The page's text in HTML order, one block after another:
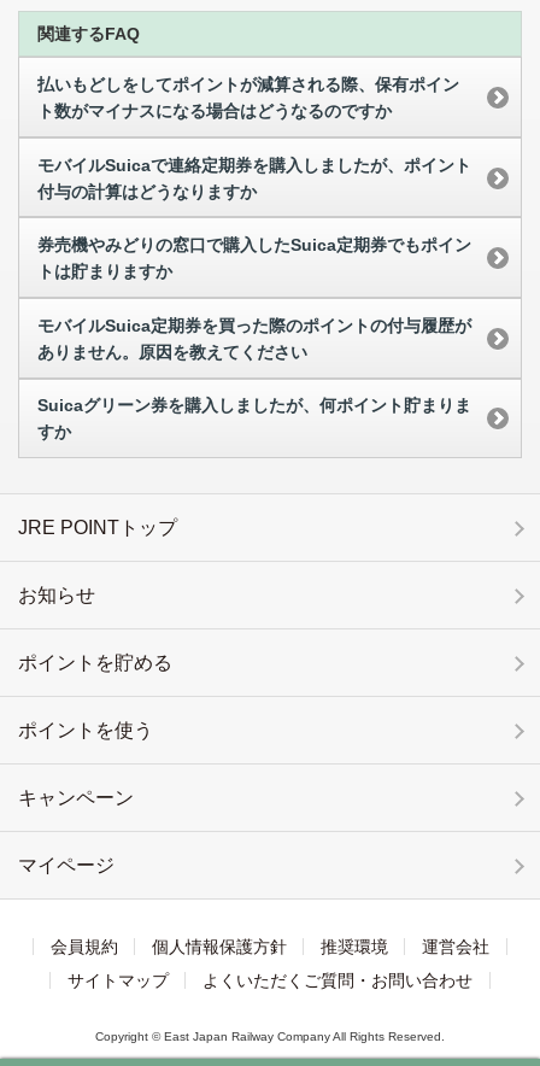
関連するFAQ
払いもどしをしてポイントが減算される際、保有ポイン
ト数がマイナスになる場合はどうなるのですか
モバイルSuicaで連絡定期券を購入しましたが、ポイント
付与の計算はどうなりますか
券売機やみどりの窓口で購入したSuica定期券でもポイン
トは貯まりますか
モバイルSuica定期券を買った際のポイントの付与履歴が
ありません。原因を教えてください
Suicaグリーン券を購入しましたが、何ポイント貯まりま
すか
JRE POINTトップ
お知らせ
ポイントを貯める
ポイントを使う
キャンペーン
マイページ
会員規約 個人情報保護方針 推奨環境
運営会社
サイトマップ
よくいただくご質問・お問い合わせ
Copyright © East Japan Railway Company All Rights Reserved.